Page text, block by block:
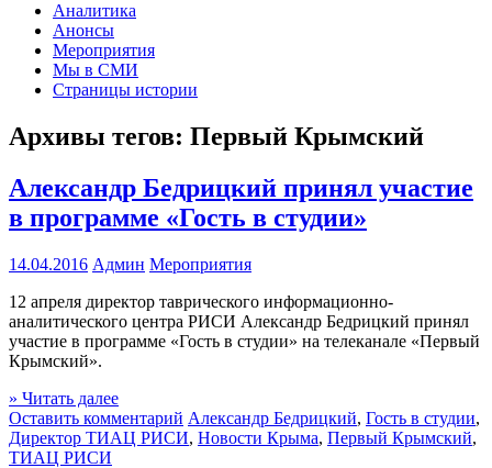
Аналитика
Анонсы
Мероприятия
Мы в СМИ
Страницы истории
Архивы тегов: Первый Крымский
Александр Бедрицкий принял участие
в программе «Гость в студии»
14.04.2016 Админ Мероприятия
12 апреля директор таврического информационно-
аналитического центра РИСИ Александр Бедрицкий принял
участие в программе «Гость в студии» на телеканале «Первый
Крымский».
» Читать далее
Оставить комментарий Александр Бедрицкий, Гость в студии,
Директор ТИАЦ РИСИ, Новости Крыма, Первый Крымский,
ТИАЦ РИСИ